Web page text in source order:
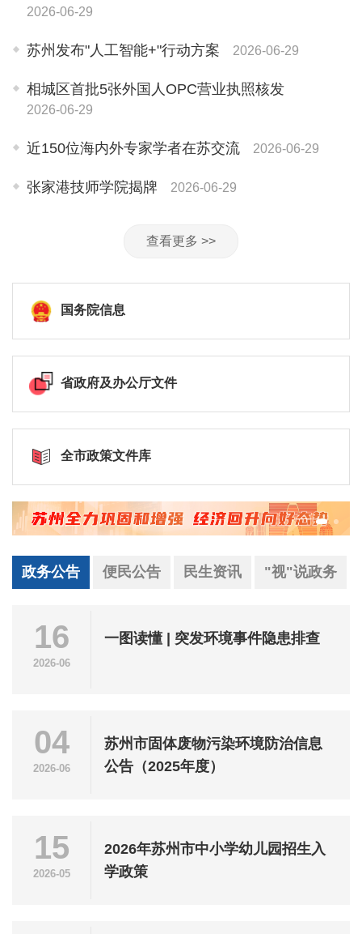
2026-06-29
苏州发布"人工智能+"行动方案 2026-06-29
相城区首批5张外国人OPC营业执照核发
2026-06-29
近150位海内外专家学者在苏交流 2026-06-29
张家港技师学院揭牌 2026-06-29
查看更多 >>
国务院信息
省政府及办公厅文件
全市政策文件库
政务公告 便民公告 民生资讯 "视"说政务
16
2026-06
一图读懂 | 突发环境事件隐患排查
04
2026-06
苏州市固体废物污染环境防治信息
公告（2025年度）
15
2026-05
2026年苏州市中小学幼儿园招生入
学政策